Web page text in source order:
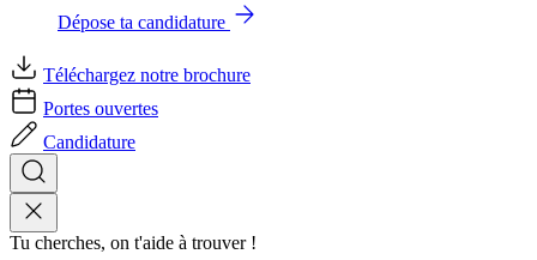
Dépose ta candidature
Téléchargez notre brochure
Portes ouvertes
Candidature
Tu cherches, on t'aide à trouver !